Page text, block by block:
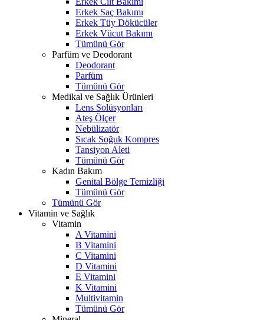
Erkek Saç Bakımı
Erkek Tüy Dökücüler
Erkek Vücut Bakımı
Tümünü Gör
Parfüm ve Deodorant
Deodorant
Parfüm
Tümünü Gör
Medikal ve Sağlık Ürünleri
Lens Solüsyonları
Ateş Ölçer
Nebülizatör
Sıcak Soğuk Kompres
Tansiyon Aleti
Tümünü Gör
Kadın Bakım
Genital Bölge Temizliği
Tümünü Gör
Tümünü Gör
Vitamin ve Sağlık
Vitamin
A Vitamini
B Vitamini
C Vitamini
D Vitamini
E Vitamini
K Vitamini
Multivitamin
Tümünü Gör